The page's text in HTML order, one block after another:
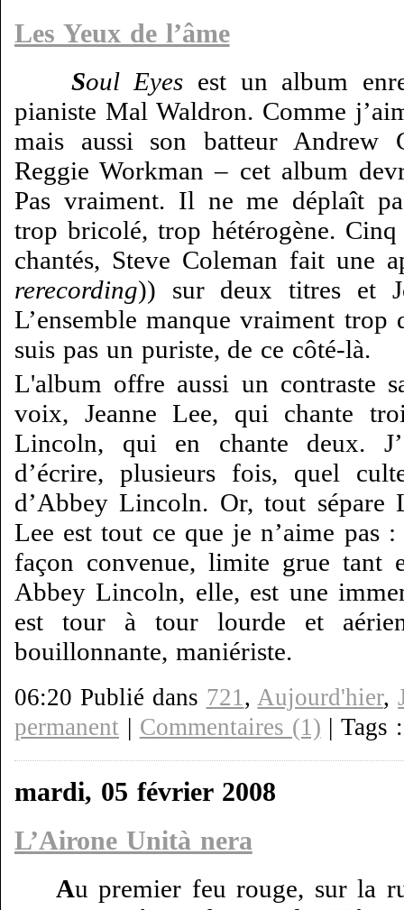
Les Yeux de l’âme
Soul Eyes est un album
pianiste Mal Waldron. Comme
mais aussi son batteur Andrew
Reggie Workman – cet album
Pas vraiment. Il ne me déplaît
trop bricolé, trop hétérogène.
chantés, Steve Coleman fait une
rerecording)) sur deux titres et
L’ensemble manque vraiment trop
suis pas un puriste, de ce côté-là.
L'album offre aussi un contraste
voix, Jeanne Lee, qui chante
Lincoln, qui en chante deux.
d’écrire, plusieurs fois, quel
d’Abbey Lincoln. Or, tout sépare
Lee est tout ce que je n’aime pas
façon convenue, limite grue tant
Abbey Lincoln, elle, est une
est tour à tour lourde et
bouillonnante, maniériste.
06:20 Publié dans 721,Aujourd'hier,
permanent | Commentaires (1) | Tags
mardi, 05 février 2008
L’Airone Unità nera
Au premier feu rouge, sur la